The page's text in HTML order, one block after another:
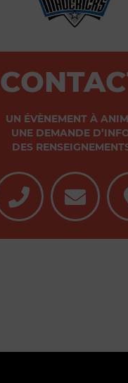
UN ÉVÈNEMENT À
UNE DEMANDE
DES